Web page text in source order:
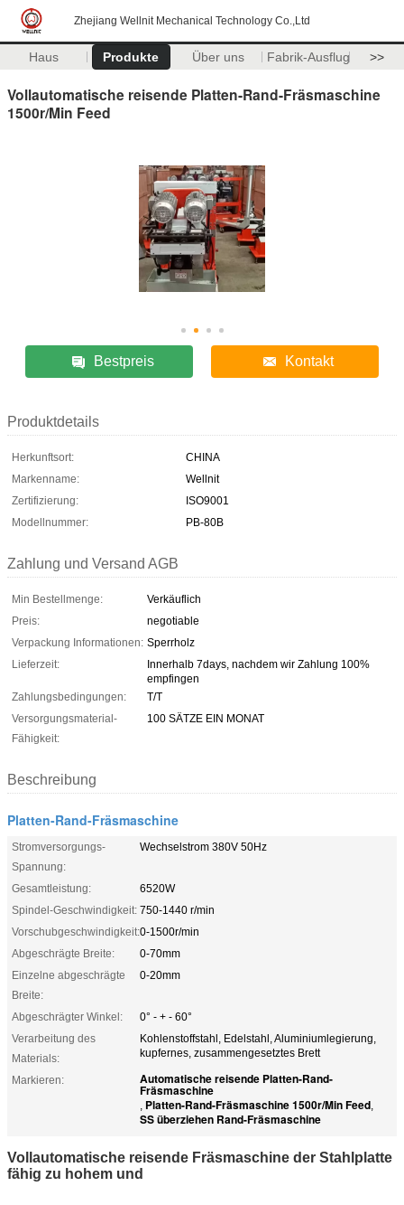
Zhejiang Wellnit Mechanical Technology Co.,Ltd
Haus Produkte Über uns Fabrik-Ausflug >>
Vollautomatische reisende Platten-Rand-Fräsmaschine
1500r/Min Feed
Bestpreis Kontakt
Produktdetails
Herkunftsort:
CHINA
Markenname:
Wellnit
Zertifizierung:
ISO9001
Modellnummer:
PB-80B
Zahlung und Versand AGB
Min Bestellmenge:
Verkäuflich
Preis:
negotiable
Verpackung Informationen: Sperrholz
Lieferzeit:
Innerhalb 7days, nachdem wir Zahlung 100%
empfingen
Zahlungsbedingungen:
T/T
Versorgungsmaterial-
Fähigkeit:
100 SÄTZE EIN MONAT
Beschreibung
Platten-Rand-Fräsmaschine
Stromversorgungs-
Spannung:
Wechselstrom 380V 50Hz
Gesamtleistung:
6520W
Spindel-Geschwindigkeit: 750-1440 r/min
Vorschubgeschwindigkeit:0-1500r/min
Abgeschrägte Breite:
0-70mm
Einzelne abgeschrägte
Breite:
0-20mm
Abgeschrägter Winkel:
0° - + - 60°
Verarbeitung des
Materials:
Kohlenstoffstahl, Edelstahl, Aluminiumlegierung,
kupfernes, zusammengesetztes Brett
Markieren: Automatische reisende Platten-Rand-
Fräsmaschine
, Platten-Rand-Fräsmaschine 1500r/Min Feed,
SS überziehen Rand-Fräsmaschine
Vollautomatische reisende Fräsmaschine der Stahlplatte
fähig zu hohem und